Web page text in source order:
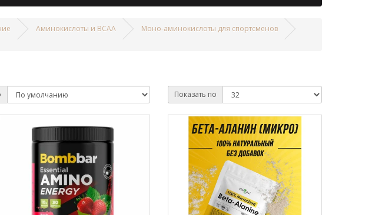
Аминокислоты и BCAA Моно-аминокислоты для спортсменов
Показать по